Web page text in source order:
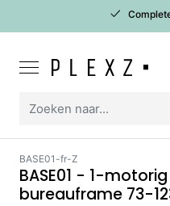
BASE01-fr-Z
BASE01 - 1-
bureauframe 73-